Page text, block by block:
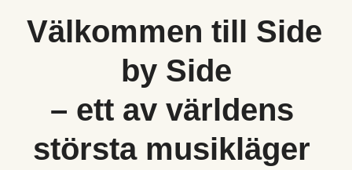
Dirigenter
Lägersången
Välkommen till Side
by Side
– ett av världens
största musikläger